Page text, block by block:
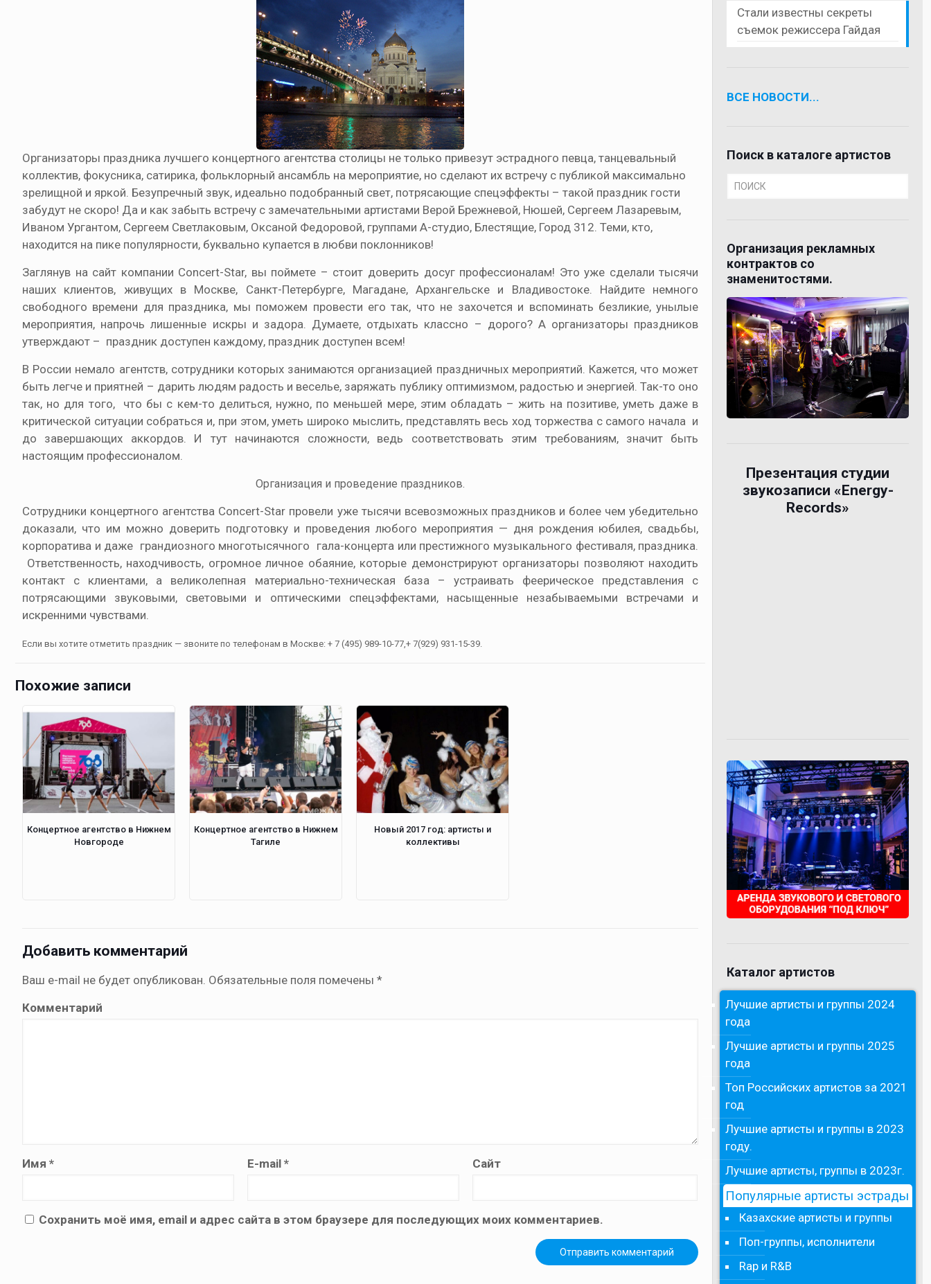
Организаторы праздника лучшего концертного агентства столицы не только привезут эстрадного певца, танцевальный
коллектив, фокусника, сатирика, фольклорный ансамбль на мероприятие, но сделают их встречу с публикой максимально
зрелищной и яркой. Безупречный звук, идеально подобранный свет, потрясающие спецэффекты – такой праздник гости
забудут не скоро! Да и как забыть встречу с замечательными артистами Верой Брежневой, Нюшей, Сергеем Лазаревым,
Иваном Ургантом, Сергеем Светлаковым, Оксаной Федоровой, группами А-студио, Блестящие, Город 312. Теми, кто,
находится на пике популярности, буквально купается в любви поклонников!
Заглянув на сайт компании Concert-Star, вы поймете – стоит доверить досуг профессионалам! Это уже сделали тысячи
наших клиентов, живущих в Москве, Санкт-Петербурге, Магадане, Архангельске и Владивостоке. Найдите немного
свободного времени для праздника, мы поможем провести его так, что не захочется и вспоминать безликие, унылые
мероприятия, напрочь лишенные искры и задора. Думаете, отдыхать классно – дорого? А организаторы праздников
утверждают – праздник доступен каждому, праздник доступен всем!
В России немало агентств, сотрудники которых занимаются организацией праздничных мероприятий. Кажется, что может
быть легче и приятней – дарить людям радость и веселье, заряжать публику оптимизмом, радостью и энергией. Так-то оно
так, но для того, что бы с кем-то делиться, нужно, по меньшей мере, этим обладать – жить на позитиве, уметь даже в
критической ситуации собраться и, при этом, уметь широко мыслить, представлять весь ход торжества с самого начала и
до завершающих аккордов. И тут начинаются сложности, ведь соответствовать этим требованиям, значит быть
настоящим профессионалом.
Организация и проведение праздников.
Сотрудники концертного агентства Concert-Star провели уже тысячи всевозможных праздников и более чем убедительно
доказали, что им можно доверить подготовку и проведения любого мероприятия — дня рождения юбилея, свадьбы,
корпоратива и даже грандиозного многотысячного гала-концерта или престижного музыкального фестиваля, праздника.
Ответственность, находчивость, огромное личное обаяние, которые демонстрируют организаторы позволяют находить
контакт с клиентами, а великолепная материально-техническая база – устраивать феерическое представления с
потрясающими звуковыми, световыми и оптическими спецэффектами, насыщенные незабываемыми встречами и
искренними чувствами.
Если вы хотите отметить праздник — звоните по телефонам в Москве: + 7 (495) 989-10-77,+ 7(929) 931-15-39.
Похожие записи
Концертное агентство в Нижнем
Новгороде
Концертное агентство в Нижнем
Тагиле
Новый 2017 год: артисты и
коллективы
Добавить комментарий
Ваш e-mail не будет опубликован. Обязательные поля помечены *
Комментарий
Имя * E-mail* Сайт
Сохранить моё имя, email и адрес сайта в этом браузере для последующих моих комментариев.
Стали известны секреты
съемок режиссера Гайдая
ВСЕ НОВОСТИ...
Поиск в каталоге артистов
Организация рекламных
контрактов со
знаменитостями.
Презентация студии
звукозаписи «Energy-
Records»
Каталог артистов
Лучшие артисты и группы 2024
года
Лучшие артисты и группы 2025
года
Топ Российских артистов за 2021
год
Лучшие артисты и группы в 2023
году.
Лучшие артисты, группы в 2023г.
Популярные артисты эстрады
Казахские артисты и группы
Поп-группы, исполнители
Rap и R&B